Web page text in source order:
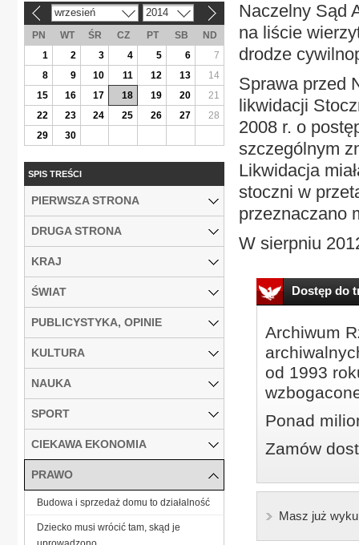
Naczelny Sąd
na liście
drodze
Sprawa przed
likwidacji
2008 r. o
szczególnym
Likwidacja
stoczni w
przeznaczano
W sierpniu
Dostęp do
Archiwum
od 1993
Ponad
Zamów
Masz już
wrzesień 2014
PN WT ŚR CZ PT SB
ND
1
2 3 4 5 6
7
8
9 10 11 12 13
14
15
16 17 18 19 20
21
22
23 24 25 26 27
28
29
30
SPIS TREŚCI
PIERWSZA STRONA
DRUGA STRONA
KRAJ
ŚWIAT
PUBLICYSTYKA, OPINIE
KULTURA
NAUKA
SPORT
CIEKAWA EKONOMIA
PRAWO
Budowa i sprzedaż domu to działalność
Dziecko musi wrócić tam, skąd je